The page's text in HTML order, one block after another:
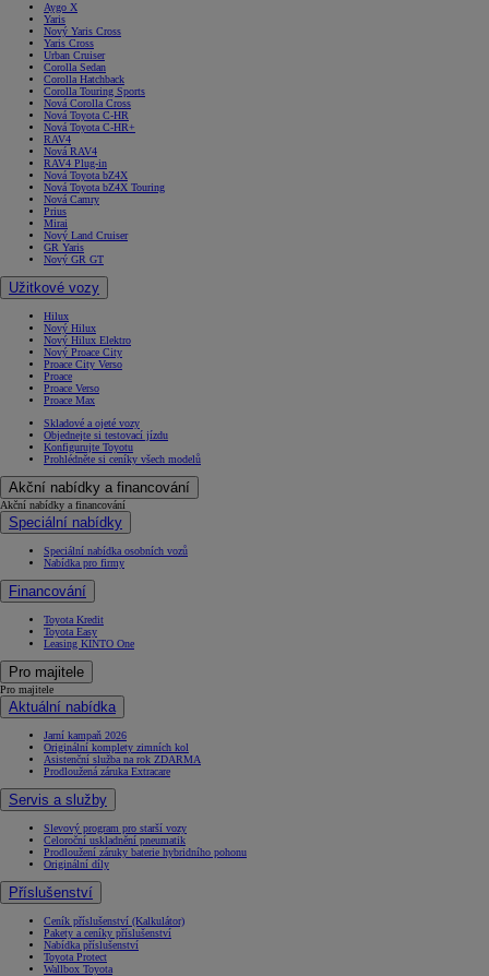
Aygo X
Yaris
Nový Yaris Cross
Yaris Cross
Urban Cruiser
Corolla Sedan
Corolla Hatchback
Corolla Touring Sports
Nová Corolla Cross
Nová Toyota C-HR
Nová Toyota C-HR+
RAV4
Nová RAV4
RAV4 Plug-in
Nová Toyota bZ4X
Nová Toyota bZ4X Touring
Nová Camry
Prius
Mirai
Nový Land Cruiser
GR Yaris
Nový GR GT
Užitkové vozy
Hilux
Nový Hilux
Nový Hilux Elektro
Nový Proace City
Proace City Verso
Proace
Proace Verso
Proace Max
Skladové a ojeté vozy
Objednejte si testovací jízdu
Konfigurujte Toyotu
Prohlédněte si ceníky všech modelů
Akční nabídky a financování
Akční nabídky a financování
Speciální nabídky
Speciální nabídka osobních vozů
Nabídka pro firmy
Financování
Toyota Kredit
Toyota Easy
Leasing KINTO One
Pro majitele
Pro majitele
Aktuální nabídka
Jarní kampaň 2026
Originální komplety zimních kol
Asistenční služba na rok ZDARMA
Prodloužená záruka Extracare
Servis a služby
Slevový program pro starší vozy
Celoroční uskladnění pneumatik
Prodloužení záruky baterie hybridního pohonu
Originální díly
Příslušenství
Ceník příslušenství (Kalkulátor)
Pakety a ceníky příslušenství
Nabídka příslušenství
Toyota Protect
Wallbox Toyota